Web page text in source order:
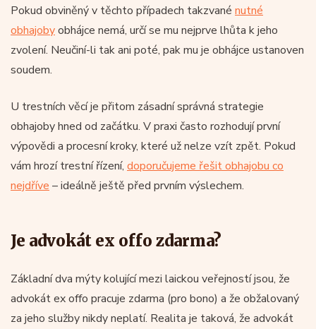
Pokud obviněný v těchto případech takzvané nutné
obhajobyobhájce nemá, určí se mu nejprve lhůta k jeho
zvolení. Neučiní-li tak ani poté, pak mu je obhájce ustanoven
soudem.
U trestních věcí je přitom zásadní správná strategie
obhajoby hned od začátku. V praxi často rozhodují první
výpovědi a procesní kroky, které už nelze vzít zpět. Pokud
vám hrozí trestní řízení, doporučujeme řešit obhajobu co
nejdříve – ideálně ještě před prvním výslechem.
Je advokát ex offo zdarma?
Základní dva mýty kolující mezi laickou veřejností jsou, že
advokát ex offo pracuje zdarma (pro bono) a že obžalovaný
za jeho služby nikdy neplatí. Realita je taková, že advokát